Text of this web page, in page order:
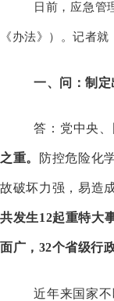
日前，应急管
《办法》）。记者
一、问：制
答：党中央
之重。 防控危险化
故破坏力强，易造
共发生12起重特大
面广， 32个省级行
近年来国家